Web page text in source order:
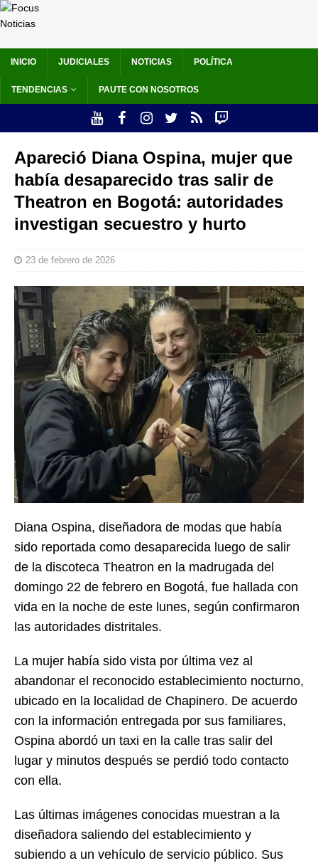
INICIO JUDICIALES NOTICIAS POLÍTICA
TENDENCIAS PAUTE CON NOSOTROS
Apareció Diana Ospina, mujer que
había desaparecido tras salir de
Theatron en Bogotá: autoridades
investigan secuestro y hurto
23 de febrero de 2026
Diana Ospina, diseñadora de modas que había
sido reportada como desaparecida luego de salir
de la discoteca Theatron en la madrugada del
domingo 22 de febrero en Bogotá, fue hallada con
vida en la noche de este lunes, según confirmaron
las autoridades distritales.
La mujer había sido vista por última vez al
abandonar el reconocido establecimiento nocturno,
ubicado en la localidad de Chapinero. De acuerdo
con la información entregada por sus familiares,
Ospina abordó un taxi en la calle tras salir del
lugar y minutos después se perdió todo contacto
con ella.
Las últimas imágenes conocidas muestran a la
diseñadora saliendo del establecimiento y
subiendo a un vehículo de servicio público. Sus